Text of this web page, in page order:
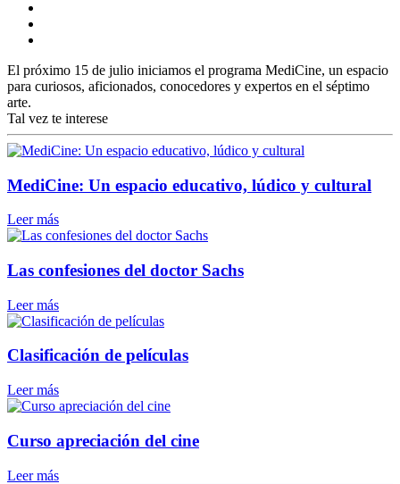
El próximo 15 de julio iniciamos el programa MediCine, un espacio
para curiosos, aficionados, conocedores y expertos en el séptimo
arte.
Tal vez te interese
MediCine: Un espacio educativo, lúdico y cultural
Leer más
Las confesiones del doctor Sachs
Leer más
Clasificación de películas
Leer más
Curso apreciación del cine
Leer más